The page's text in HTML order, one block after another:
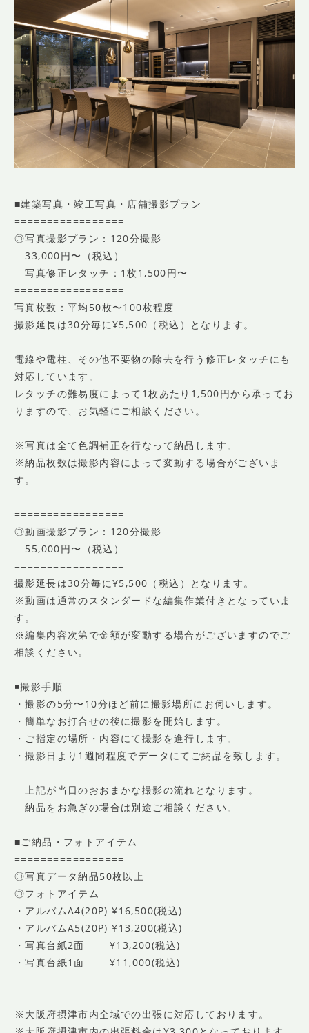
■建築写真・竣工写真・店舗撮影プラン
=================
◎写真撮影プラン：120分撮影
33,000円〜（税込）
写真修正レタッチ：1枚1,500円〜
=================
写真枚数：平均50枚〜100枚程度
撮影延長は30分毎に¥5,500（税込）となります。
電線や電柱、その他不要物の除去を行う修正レタッチにも
対応しています。
レタッチの難易度によって1枚あたり1,500円から承ってお
りますので、お気軽にご相談ください。
※写真は全て色調補正を行なって納品します。
※納品枚数は撮影内容によって変動する場合がございま
す。
=================
◎動画撮影プラン：120分撮影
55,000円〜（税込）
=================
撮影延長は30分毎に¥5,500（税込）となります。
※動画は通常のスタンダードな編集作業付きとなっていま
す。
※編集内容次第で金額が変動する場合がございますのでご
相談ください。
◾️撮影手順
・撮影の5分〜10分ほど前に撮影場所にお伺いします。
・簡単なお打合せの後に撮影を開始します。
・ご指定の場所・内容にて撮影を進行します。
・撮影日より1週間程度でデータにてご納品を致します。
上記が当日のおおまかな撮影の流れとなります。
納品をお急ぎの場合は別途ご相談ください。
■ご納品・フォトアイテム
=================
◎写真データ納品50枚以上
◎フォトアイテム
・アルバムA4(20P) ¥16,500(税込)
・アルバムA5(20P) ¥13,200(税込)
・写真台紙2面 ¥13,200(税込)
・写真台紙1面 ¥11,000(税込)
=================
※大阪府摂津市内全域での出張に対応しております。